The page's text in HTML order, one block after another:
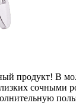
продукт! В
сочными